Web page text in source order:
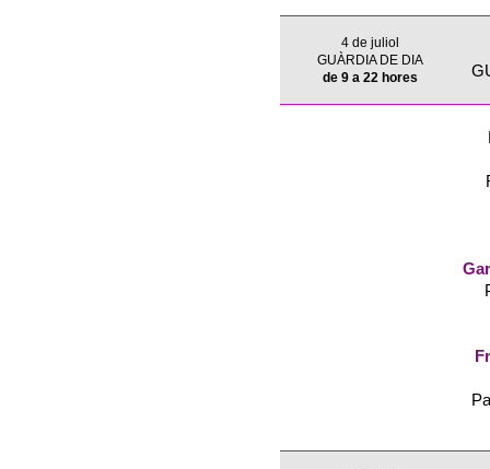
4 de juliol
GUÀRDIA DE DIA
de 9 a 22 hores